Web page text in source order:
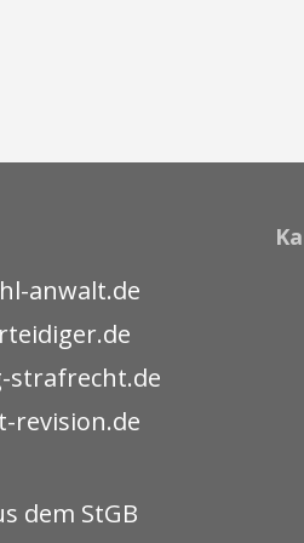
anwalt.de
strafrecht.de
revision.de
dem StGB